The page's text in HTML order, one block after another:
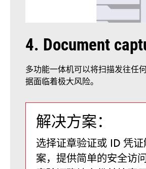
4. Document
多功能一体机可以将扫描发往任
据面临着极大风险。
解决方案：
选择证章验证或 ID 凭
案，提供简单的安全访